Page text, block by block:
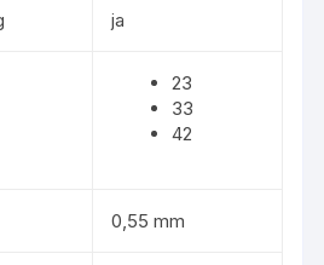
ja
23
33
42
0,55 mm